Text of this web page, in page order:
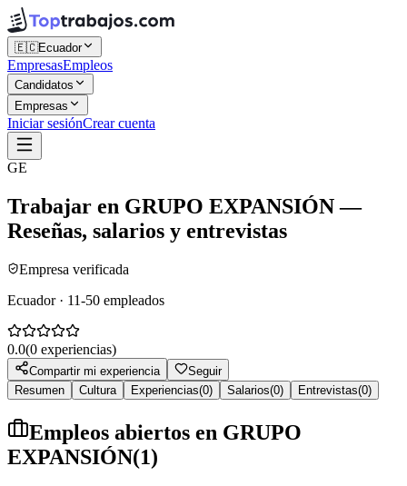
🇪🇨Ecuador
EmpresasEmpleos
Candidatos
Empresas
Iniciar sesiónCrear cuenta
GE
Trabajar en GRUPO EXPANSIÓN—
Reseñas, salarios y entrevistas
Empresa verificada
Ecuador · 11-50 empleados
0.0(0 experiencias)
Compartir mi experiencia
Seguir
Resumen
Cultura Experiencias(0) Salarios(0) Entrevistas(0)
Empleos abiertos en GRUPO
EXPANSIÓN(1)